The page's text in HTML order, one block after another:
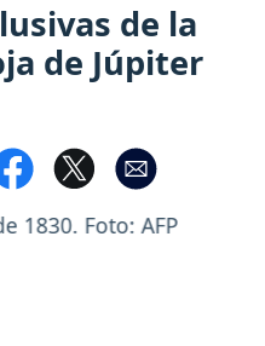
de la
de Júpiter